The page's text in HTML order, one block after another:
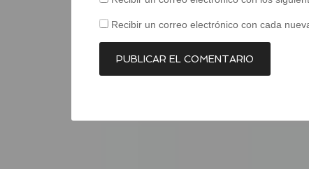
Recibir un correo electrónico con cada